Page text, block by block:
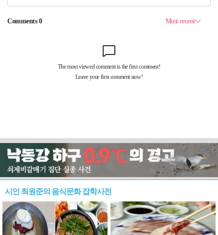
시인 최원준의 음식문화 잡학사전